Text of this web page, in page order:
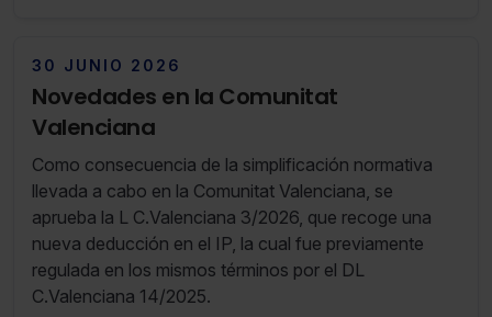
30 JUNIO 2026
Novedades en la Comunitat
Valenciana
Como consecuencia de la simplificación normativa
llevada a cabo en la Comunitat Valenciana, se
aprueba la L C.Valenciana 3/2026, que recoge una
nueva deducción en el IP, la cual fue previamente
regulada en los mismos términos por el DL
C.Valenciana 14/2025.